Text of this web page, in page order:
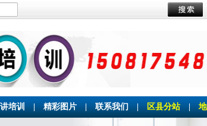
培训 精彩图片 联系我们 区县分站